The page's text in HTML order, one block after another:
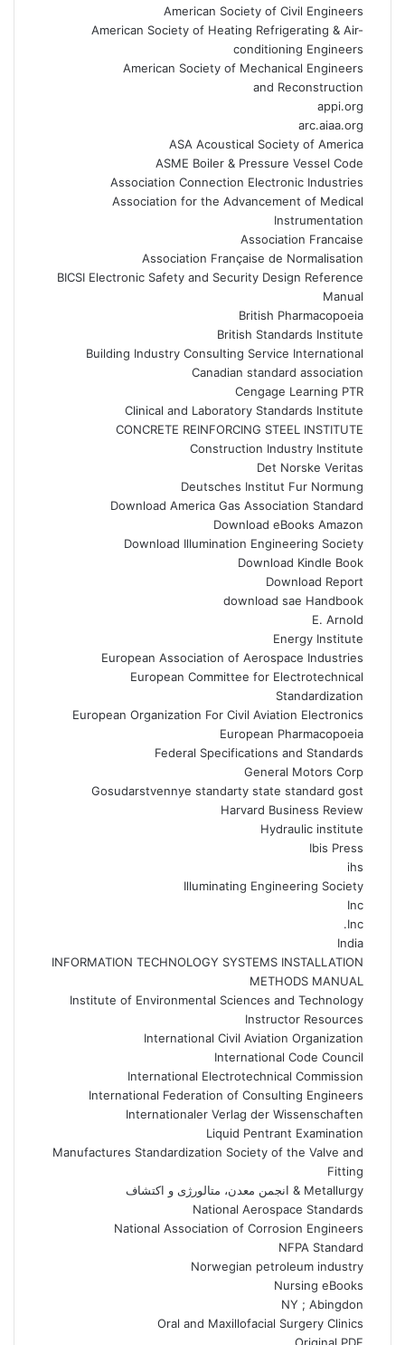
American Society of Civil Engineers
American Society of Heating Refrigerating & Air-
conditioning Engineers
American Society of Mechanical Engineers
and Reconstruction
appi.org
arc.aiaa.org
ASA Acoustical Society of America
ASME Boiler & Pressure Vessel Code
Association Connection Electronic Industries
Association for the Advancement of Medical
Instrumentation
Association Francaise
Association Française de Normalisation
BICSI Electronic Safety and Security Design Reference
Manual
British Pharmacopoeia
British Standards Institute
Building Industry Consulting Service International
Canadian standard association
Cengage Learning PTR
Clinical and Laboratory Standards Institute
CONCRETE REINFORCING STEEL INSTITUTE
Construction Industry Institute
Det Norske Veritas
Deutsches Institut Fur Normung
Download America Gas Association Standard
Download eBooks Amazon
Download Illumination Engineering Society
Download Kindle Book
Download Report
download sae Handbook
E. Arnold
Energy Institute
European Association of Aerospace Industries
European Committee for Electrotechnical
Standardization
European Organization For Civil Aviation Electronics
European Pharmacopoeia
Federal Specifications and Standards
General Motors Corp
Gosudarstvennye standarty state standard gost
Harvard Business Review
Hydraulic institute
Ibis Press
ihs
Illuminating Engineering Society
Inc
Inc.
India
INFORMATION TECHNOLOGY SYSTEMS INSTALLATION
METHODS MANUAL
Institute of Environmental Sciences and Technology
Instructor Resources
International Civil Aviation Organization
International Code Council
International Electrotechnical Commission
International Federation of Consulting Engineers
Internationaler Verlag der Wissenschaften
Liquid Pentrant Examination
Manufactures Standardization Society of the Valve and
Fitting
Metallurgy & انجمن معدن، متالورژی و اکتشاف
National Aerospace Standards
National Association of Corrosion Engineers
NFPA Standard
Norwegian petroleum industry
Nursing eBooks
NY ; Abingdon
Oral and Maxillofacial Surgery Clinics